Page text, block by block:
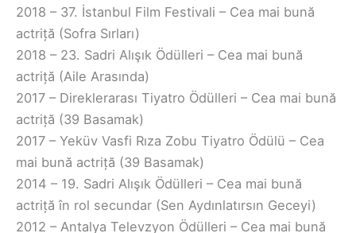
2018 – 37. İstanbul Film Festivali – Cea mai bună
actriță (Sofra Sırları)
2018 – 23. Sadri Alışık Ödülleri – Cea mai bună
actriță (Aile Arasında)
2017 – Direklerarası Tiyatro Ödülleri – Cea mai bună
actriță (39 Basamak)
2017 – Yeküv Vasfi Rıza Zobu Tiyatro Ödülü – Cea
mai bună actriță (39 Basamak)
2014 – 19. Sadri Alışık Ödülleri – Cea mai bună
actriță în rol secundar (Sen Aydınlatırsın Geceyi)
2012 – Antalya Televzyon Ödülleri – Cea mai bună